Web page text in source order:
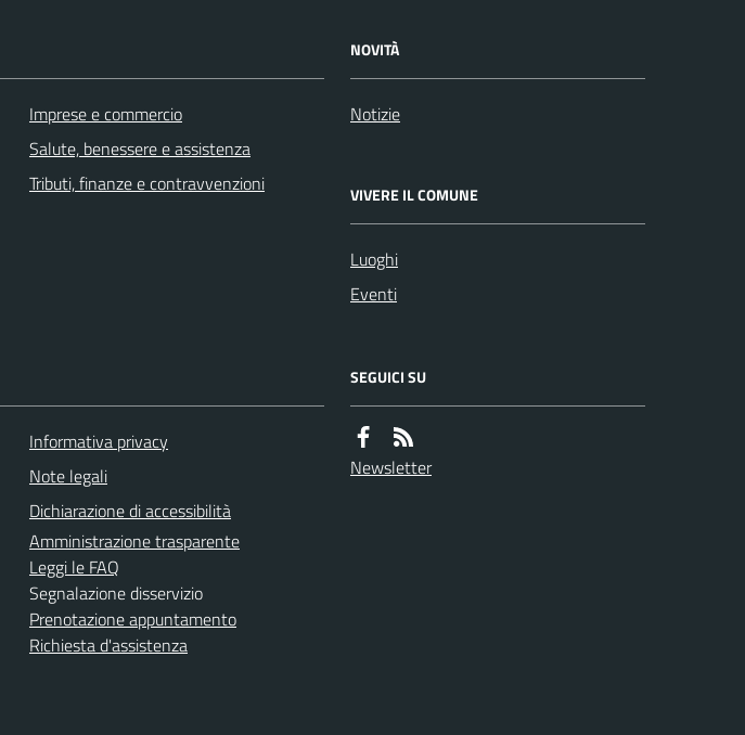
Imprese e commercio
Salute, benessere e assistenza
Tributi, finanze e contravvenzioni
NOVITÀ
Notizie
VIVERE IL COMUNE
Luoghi
Eventi
Informativa privacy
Note legali
Dichiarazione di accessibilità
Amministrazione trasparente
Leggi le FAQ
Segnalazione disservizio
Prenotazione appuntamento
Richiesta d'assistenza
SEGUICI SU
Newsletter